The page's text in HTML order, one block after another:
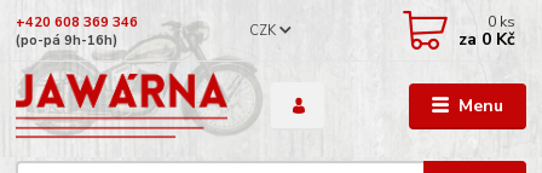
Menu
CZK
+420 608 369 346
(po-pá 9h-16h)
0 ks
za 0 Kč